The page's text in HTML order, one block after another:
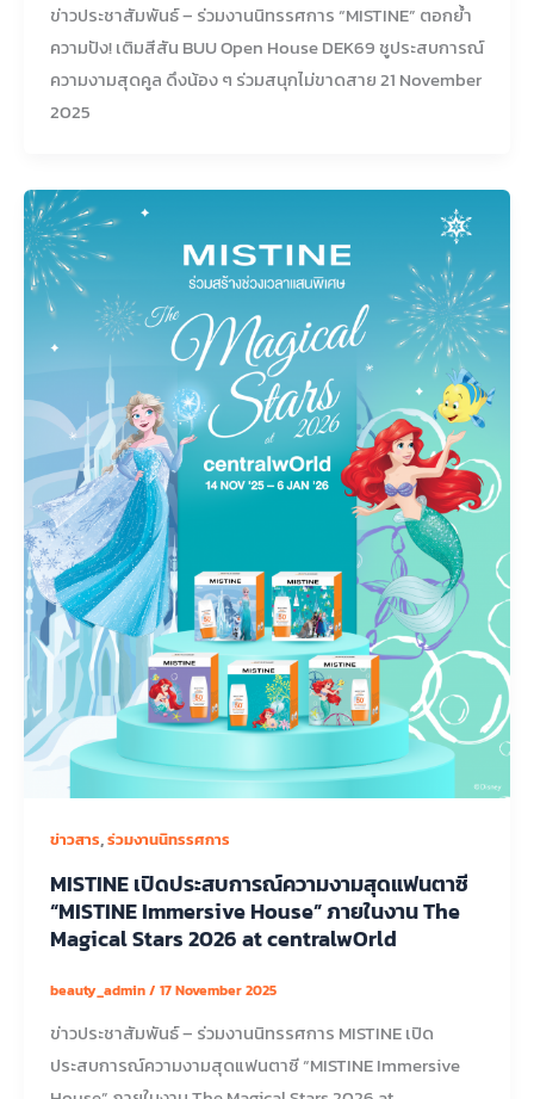
ข่าวประชาสัมพันธ์ – ร่วมงานนิทรรศการ “MISTINE” ตอกย้ำ
ความปัง! เติมสีสัน BUU Open House DEK69 ชูประสบการณ์
ความงามสุดคูล ดึงน้อง ๆ ร่วมสนุกไม่ขาดสาย 21 November
2025
ข่าวสาร,ร่วมงานนิทรรศการ
MISTINE เปิดประสบการณ์ความงามสุดแฟนตาซี
“MISTINE Immersive House” ภายในงาน The
Magical Stars 2026 at centralwOrld
beauty_admin/ 17 November 2025
ข่าวประชาสัมพันธ์ – ร่วมงานนิทรรศการ MISTINE เปิด
ประสบการณ์ความงามสุดแฟนตาซี “MISTINE Immersive